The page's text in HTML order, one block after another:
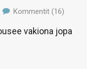
Kommentit (16)
vakiona jopa